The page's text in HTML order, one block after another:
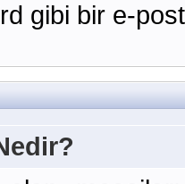
gibi bir e-